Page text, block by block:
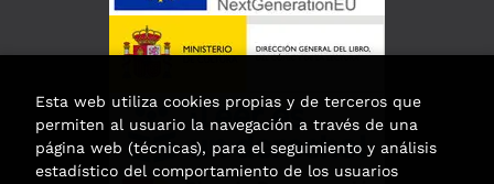
Esta web utiliza cookies propias y de terceros que
permiten al usuario la navegación a través de una
página web (técnicas), para el seguimiento y análisis
estadístico del comportamiento de los usuarios